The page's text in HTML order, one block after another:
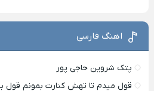
اهنگ فارسی
پتک شروین حاجی پور
قول میدم تا تهش کنارت بمونم قول